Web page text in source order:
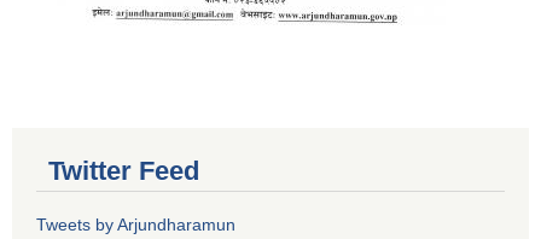
Twitter Feed
Tweets by Arjundharamun